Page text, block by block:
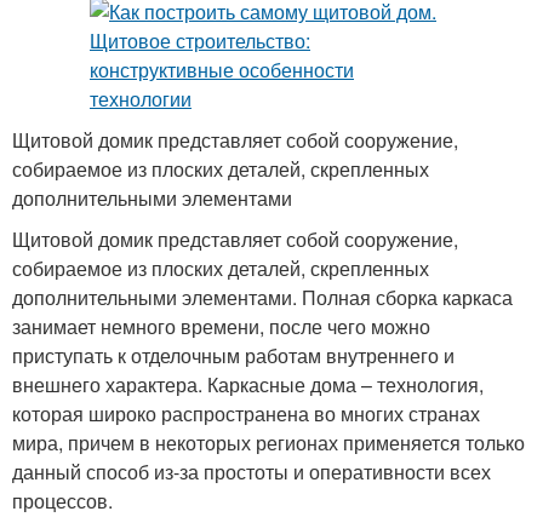
Щитовой домик представляет собой сооружение,
собираемое из плоских деталей, скрепленных
дополнительными элементами
Щитовой домик представляет собой сооружение,
собираемое из плоских деталей, скрепленных
дополнительными элементами. Полная сборка каркаса
занимает немного времени, после чего можно
приступать к отделочным работам внутреннего и
внешнего характера. Каркасные дома – технология,
которая широко распространена во многих странах
мира, причем в некоторых регионах применяется только
данный способ из-за простоты и оперативности всех
процессов.